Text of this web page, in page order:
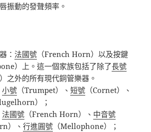
振動的發聲頻率 。
：法國號 （French Horn）以及按鍵
）上。這一個家族包括了除了長號
之外的所有現代銅管樂器。
小號 （Trumpet）、短號 （Cornet）、
）；
法國號 （French Horn）、 中音號
）、行進圓號 （Mellophone）；